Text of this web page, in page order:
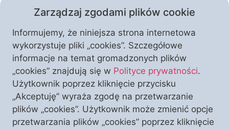
Każda zmiana na scenie politycznej odciska swoje
piętno na naszym życiu. Jedne zmiany zachodzą
dość szybko, skutki innych widoczne są dopiero po
kilku bądź kilkunastu latach. Co zmieni się w Polsce
Zarządzaj zgodami plików cookie
Informujemy, że niniejsza strona internetowa
wykorzystuje pliki „cookies”. Szczegółowe
informacje na temat gromadzonych plików
„cookies” znajdują się w Polityce prywatności.
Użytkownik poprzez kliknięcie przycisku
„Akceptuję” wyraża zgodę na przetwarzanie
plików „cookies”. Użytkownik może zmienić opcje
przetwarzania plików „cookies” poprzez kliknięcie